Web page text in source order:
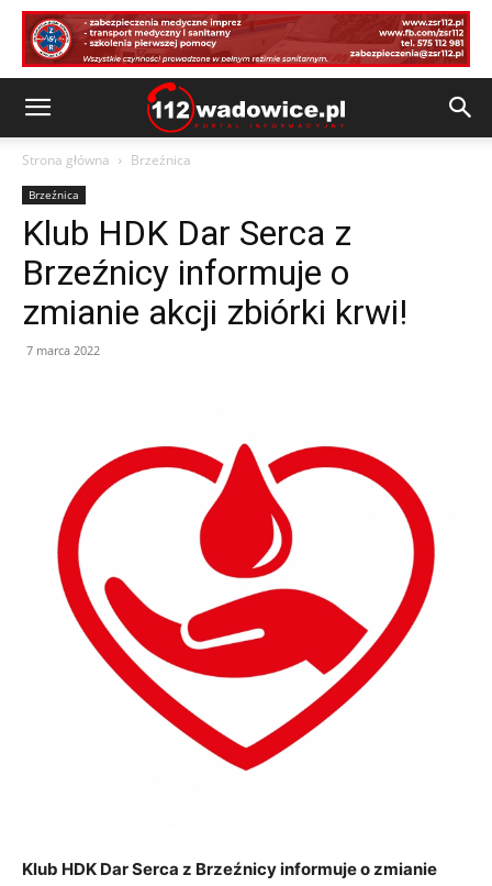
Strona główna Brzeźnica
Brzeźnica
Klub HDK Dar Serca z
Brzeźnicy informuje o
zmianie akcji zbiórki krwi!
7 marca 2022
Klub HDK Dar Serca z Brzeźnicy informuje o zmianie